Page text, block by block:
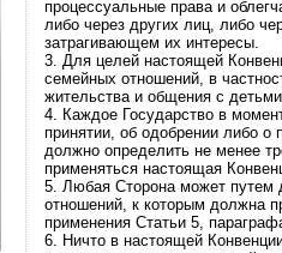
процессуальные права и
либо через других лиц, либо
затрагивающем их интересы.
3. Для целей настоящей
семейных отношений, в
жительства и общения с
4. Каждое Государство в
принятии, об одобрении либо о
должно определить не менее
применяться настоящая
5. Любая Сторона может путем
отношений, к которым должна
применения Статьи 5,
6. Ничто в настоящей